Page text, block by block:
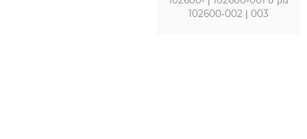
003 | 102600-002